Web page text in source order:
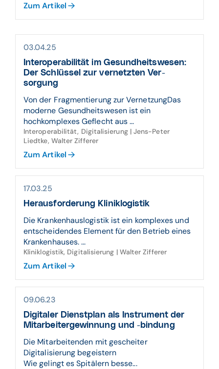
Zum Artikel
03.04.25
Inter­operabilität im Gesund­heits­wesen:
Der Schlüssel zur ver­netzten Ver­
sorgung
Von der Fragmentierung zur VernetzungDas
moderne Gesundheitswesen ist ein
hochkomplexes Geflecht aus ...
Interoperabilität, Digitalisierung | Jens-Peter
Liedtke, Walter Zifferer
Zum Artikel
17.03.25
Heraus­forderung Klinik­logistik
Die Krankenhauslogistik ist ein komplexes und
entscheidendes Element für den Betrieb eines
Krankenhauses. ...
Kliniklogistik, Digitalisierung | Walter Zifferer
Zum Artikel
09.06.23
Digitaler Dienst­plan als Instru­ment der
Mitarbeiter­gewin­nung und -bindung
Die Mitarbeitenden mit gescheiter
Digitalisierung begeistern
Wie gelingt es Spitälern besse...